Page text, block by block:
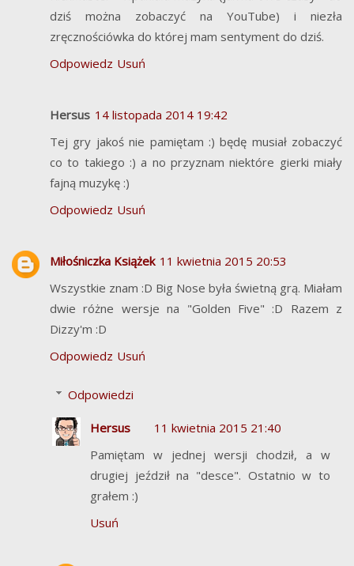
dziś można zobaczyć na YouTube) i niezła
zręcznościówka do której mam sentyment do dziś.
Odpowiedz Usuń
Hersus 14 listopada 2014 19:42
Tej gry jakoś nie pamiętam :) będę musiał zobaczyć
co to takiego :) a no przyznam niektóre gierki miały
fajną muzykę :)
Odpowiedz Usuń
Miłośniczka Książek 11 kwietnia 2015 20:53
Wszystkie znam :D Big Nose była świetną grą. Miałam
dwie różne wersje na "Golden Five" :D Razem z
Dizzy'm :D
Odpowiedz Usuń
Odpowiedzi
Hersus
11 kwietnia 2015 21:40
Pamiętam w jednej wersji chodził, a w
drugiej jeździł na "desce". Ostatnio w to
grałem :)
Usuń